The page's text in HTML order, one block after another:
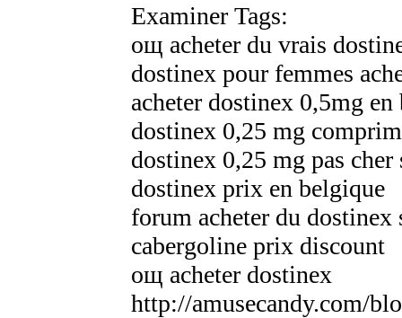
Examiner Tags:
oщ acheter du vrais
dostinex pour femmes
acheter dostinex 0,5mg
dostinex 0,25 mg
dostinex 0,25 mg pas
dostinex prix en belgique
forum acheter du dostinex
cabergoline prix discount
oщ acheter dostinex
http://amusecandy.com/